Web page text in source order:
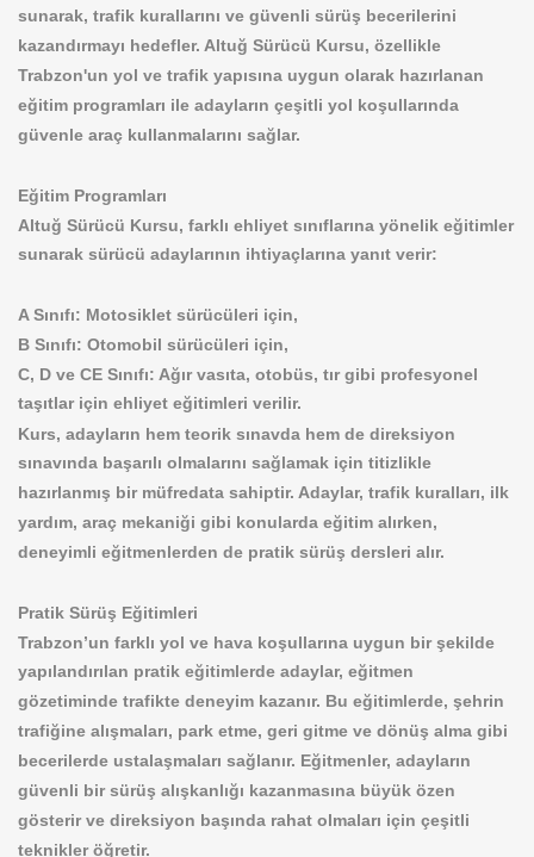
sunarak, trafik kurallarını ve güvenli sürüş becerilerini
kazandırmayı hedefler. Altuğ Sürücü Kursu, özellikle
Trabzon'un yol ve trafik yapısına uygun olarak hazırlanan
eğitim programları ile adayların çeşitli yol koşullarında
güvenle araç kullanmalarını sağlar.
Eğitim Programları
Altuğ Sürücü Kursu, farklı ehliyet sınıflarına yönelik eğitimler
sunarak sürücü adaylarının ihtiyaçlarına yanıt verir:
A Sınıfı: Motosiklet sürücüleri için,
B Sınıfı: Otomobil sürücüleri için,
C, D ve CE Sınıfı: Ağır vasıta, otobüs, tır gibi profesyonel
taşıtlar için ehliyet eğitimleri verilir.
Kurs, adayların hem teorik sınavda hem de direksiyon
sınavında başarılı olmalarını sağlamak için titizlikle
hazırlanmış bir müfredata sahiptir. Adaylar, trafik kuralları, ilk
yardım, araç mekaniği gibi konularda eğitim alırken,
deneyimli eğitmenlerden de pratik sürüş dersleri alır.
Pratik Sürüş Eğitimleri
Trabzon’un farklı yol ve hava koşullarına uygun bir şekilde
yapılandırılan pratik eğitimlerde adaylar, eğitmen
gözetiminde trafikte deneyim kazanır. Bu eğitimlerde, şehrin
trafiğine alışmaları, park etme, geri gitme ve dönüş alma gibi
becerilerde ustalaşmaları sağlanır. Eğitmenler, adayların
güvenli bir sürüş alışkanlığı kazanmasına büyük özen
gösterir ve direksiyon başında rahat olmaları için çeşitli
teknikler öğretir.